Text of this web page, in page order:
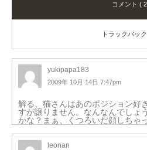
コメント (
トラックバッ
yukipapa183
2009年 10月 14日 7:47pm
解る、猫さんはあのポジション好
すが譲りません。なんなんでしょ
かな？まぁ、くつろいだ顔しちゃ
leonan